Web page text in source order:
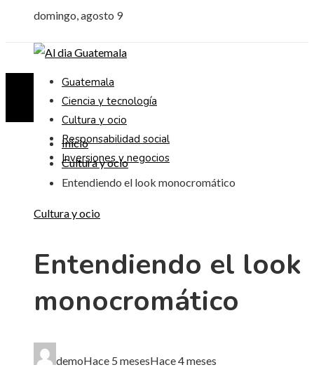
domingo, agosto 9
Guatemala
Ciencia y tecnología
Cultura y ocio
Responsabilidad social
Inversiones y negocios
Inicio
Cultura y ocio
Entendiendo el look monocromático
Cultura y ocio
Entendiendo el look
monocromático
demoHace 5 mesesHace 4 meses